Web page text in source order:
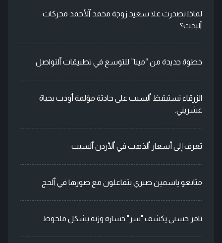
لماذا تصدرت علا سعيد زوجة محمد ٱلأحمد محركات
ٱلبحث؟
خطوة جديدة من “ميتا” للتوسع في تطبيقات ٱلتواصل
الزرقاء تستيقظ ٱلسبت على حادثة مؤلمة أودت بحياة
عشريني.
تعرف إلى أسعار ٱلذهب في ٱلأردن ٱلسبت
متابعو ياسمين صبري يتفاعلون مع صورها في ٱلحج
تامر حسني يكشف "سر" خسارة وزنه بشكل ملحوظ